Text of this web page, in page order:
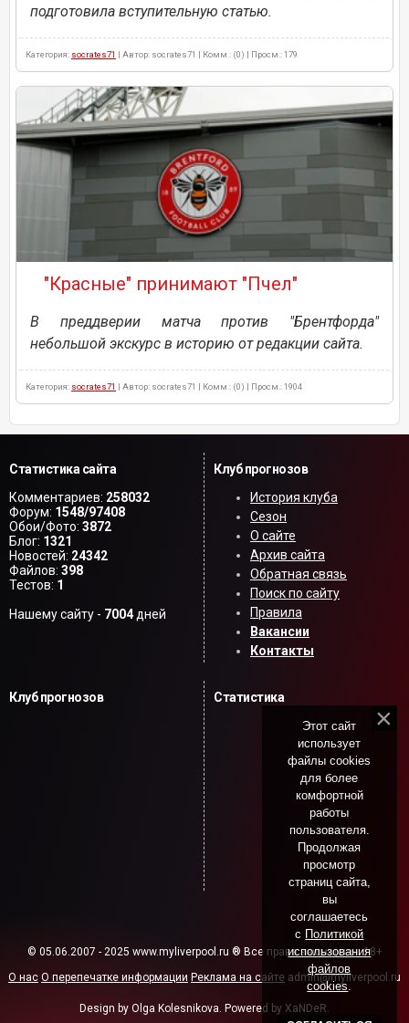
подготовила вступительную статью.
Категория: socrates71 | Автор: socrates71 | Комм.: (0) | Просм.: 179
"Красные" принимают "Пчел"
В преддверии матча против "Брентфорда"
небольшой экскурс в историю от редакции сайта.
Категория: socrates71 | Автор: socrates71 | Комм.: (0) | Просм.: 1904
Статистика сайта
Комментариев: 258032
Форум: 1548/97408
Обои/Фото: 3872
Блог: 1321
Новостей: 24342
Файлов: 398
Тестов: 1
Нашему сайту - 7004дней
Клуб прогнозов
История клуба
Сезон
О сайте
Архив сайта
Обратная связь
Поиск по сайту
Правила
Вакансии
Контакты
Клуб прогнозов Статистика
© 05.06.2007 - 2025 www.myliverpool.ru ® Все права защищены. 18+
О нас О перепечатке информации Реклама на сайте admin@myliverpool.ru
Design by Olga Kolesnikova. Powered by XaNDeR.
Этот сайт
использует
файлы cookies
для более
комфортной
работы
пользователя.
Продолжая
просмотр
страниц сайта,
вы
соглашаетесь
с Политикой
использования
файлов
cookies